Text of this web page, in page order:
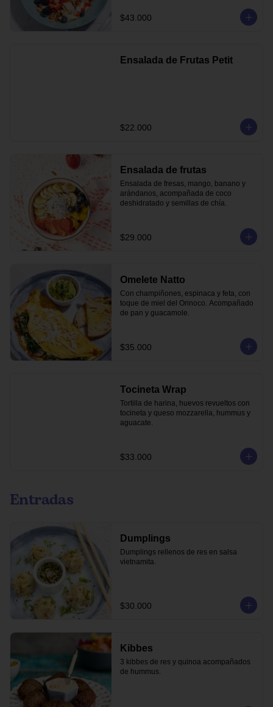
$43.000
Ensalada de Frutas Petit
$22.000
Ensalada de frutas
Ensalada de fresas, mango, banano y
arándanos, acompañada de coco
deshidratado y semillas de chía.
$29.000
Omelete Natto
Con champiñones, espinaca y feta, con
toque de miel del Orinoco. Acompañado
de pan y guacamole.
$35.000
Tocineta Wrap
Tortilla de harina, huevos revueltos con
tocineta y queso mozzarella, hummus y
aguacate.
$33.000
Entradas
Dumplings
Dumplings rellenos de res en salsa
vietnamita.
$30.000
Kibbes
3 kibbes de res y quinoa acompañados
de hummus.